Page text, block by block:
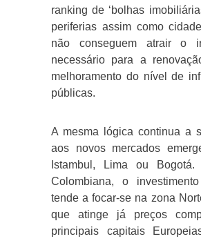
ranking de ‘bolhas
periferias assim como
não conseguem atrair o
necessário para a
melhoramento do nível de
públicas.
A mesma lógica continua a
aos novos mercados
Istambul, Lima ou Bogotá.
Colombiana, o
tende a focar-se na zona
que atinge já preços
principais capitais